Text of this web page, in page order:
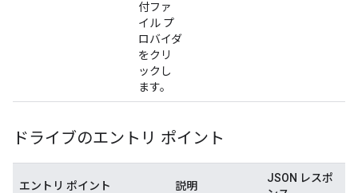
付ファ
イル プ
ロバイダ
をクリ
ックし
ます。
ドライブのエントリ ポイント
エントリ ポイント 説明
JSON レスポ